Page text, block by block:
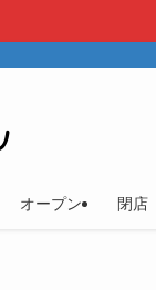
オープン 閉店